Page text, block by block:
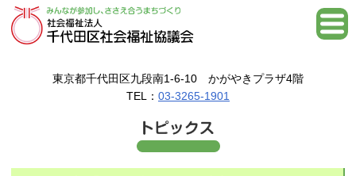
東京都千代田区九段南1-6-10 かがやきプラザ4階
TEL： 03-3265-1901